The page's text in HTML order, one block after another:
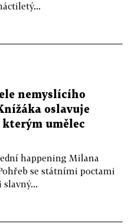
nemyslícího
oslavuje
kterým umělec
happening Milana
se státními poctami